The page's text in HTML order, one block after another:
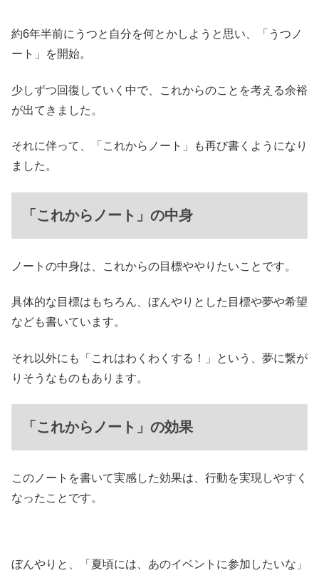
約6年半前にうつと自分を何とかしようと思い、「うつノ
ート」を開始。
少しずつ回復していく中で、これからのことを考える余裕
が出てきました。
それに伴って、「これからノート」も再び書くようになり
ました。
「これからノート」の中身
ノートの中身は、これからの目標ややりたいことです。
具体的な目標はもちろん、ぼんやりとした目標や夢や希望
なども書いています。
それ以外にも「これはわくわくする！」という、夢に繋が
りそうなものもあります。
「これからノート」の効果
このノートを書いて実感した効果は、行動を実現しやすく
なったことです。
ぼんやりと、「夏頃には、あのイベントに参加したいな」